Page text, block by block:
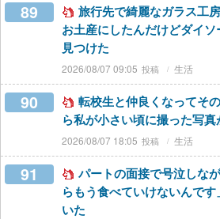
89
旅行先で綺麗なガラス工
お土産にしたんだけどダイ
見つけた
2026/08/07 09:05 生活
90
転校生と仲良くなってそ
ら私が小さい頃に撮った写真
2026/08/07 18:05 生活
91
パートの面接で号泣しな
らもう食べていけないんで
いた